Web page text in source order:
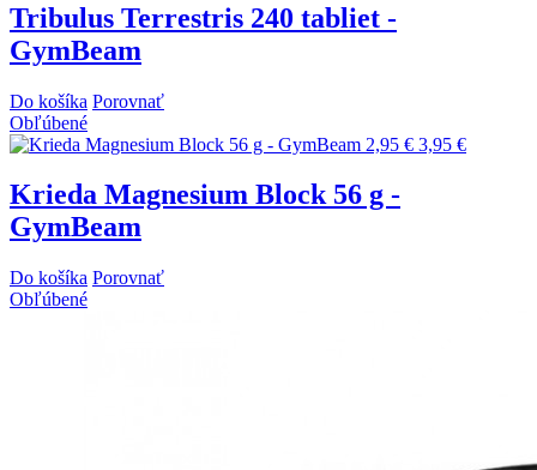
Tribulus Terrestris 240 tabliet -
GymBeam
Do košíka Porovnať
Obľúbené
2,95 € 3,95 €
Krieda Magnesium Block 56 g -
GymBeam
Do košíka Porovnať
Obľúbené